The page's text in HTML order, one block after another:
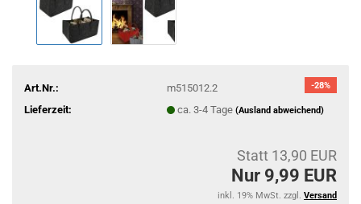
-28%
Art.Nr.:
m515012.2
Lieferzeit:
ca. 3-4 Tage (Ausland abweichend)
Statt 13,90 EUR
Nur 9,99 EUR
inkl. 19% MwSt. zzgl. Versand